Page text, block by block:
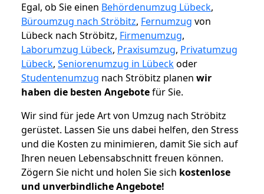
Egal, ob Sie einen Behördenumzug Lübeck,
Büroumzug nach Ströbitz, Fernumzug von
Lübeck nach Ströbitz, Firmenumzug,
Laborumzug Lübeck, Praxisumzug, Privatumzug
Lübeck, Seniorenumzug in Lübeckoder
Studentenumzug nach Ströbitz planen wir
haben die besten Angebotefür Sie.
Wir sind für jede Art von Umzug nach Ströbitz
gerüstet. Lassen Sie uns dabei helfen, den Stress
und die Kosten zu minimieren, damit Sie sich auf
Ihren neuen Lebensabschnitt freuen können.
Zögern Sie nicht und holen Sie sich kostenlose
und unverbindliche Angebote!